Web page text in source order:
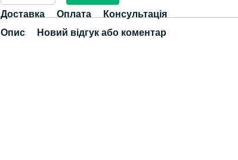
Доставка Оплата
Консультація
Опис
Новий відгук або коментар